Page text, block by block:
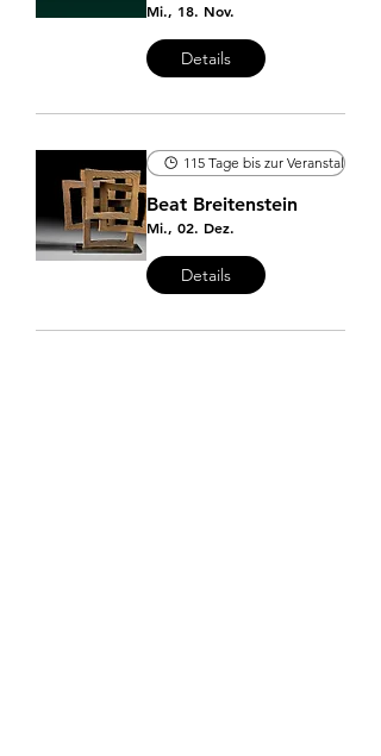
Mi., 18. Nov.
Details
115 Tage bis zur Veranstaltung
Beat Breitenstein
Mi., 02. Dez.
Details